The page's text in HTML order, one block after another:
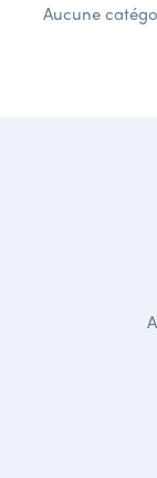
Aucune